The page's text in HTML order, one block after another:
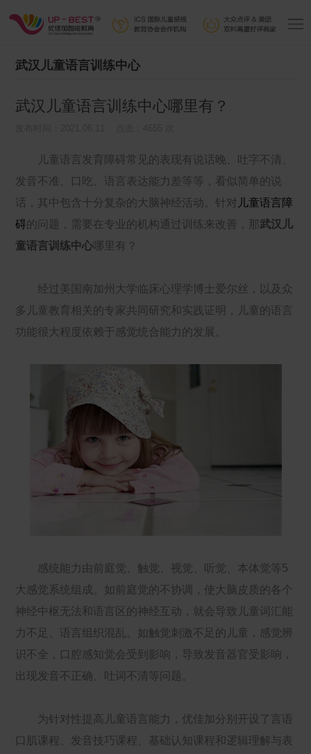
武汉儿童语言训练中心
武汉儿童语言训练中心哪里有？
儿童语言发育障碍常见的表现有说话晚、吐字不清、
发音不准、口吃、语言表达能力差等等，看似简单的说
话，其中包含十分复杂的大脑神经活动。针对 儿童语言障
碍的问题，需要在专业的机构通过训练来改善，那武汉儿
童语言训练中心 哪里有？
经过美国南加州大学临床心理学博士爱尔丝，以及众
多儿童教育相关的专家共同研究和实践证明，儿童的语言
功能很大程度依赖于感觉统合能力的发展。
感统能力由前庭觉、触觉、视觉、听觉、本体觉等5
大感觉系统组成。如前庭觉的不协调，使大脑皮质的各个
神经中枢无法和语言区的神经互动，就会导致儿童词汇能
力不足、语言组织混乱。如触觉刺激不足的儿童，感觉辨
识不全，口腔感知觉会受到影响，导致发音器官受影响，
出现发音不正确、吐词不清等问题。
为针对性提高儿童语言能力，优佳加分别开设了言语
口肌课程、发音技巧课程、基础认知课程和逻辑理解与表